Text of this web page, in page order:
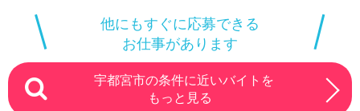
他にもすぐに応募できる
お仕事があります
宇都宮市の条件に近いバイトを
もっと見る